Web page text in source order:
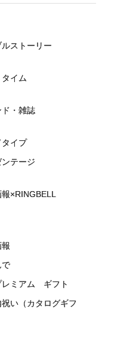
ルストーリー
イム
ド・雑誌
タイプ
テージ
×RINGBELL
で
レミアム ギフト
い（カタログギフ